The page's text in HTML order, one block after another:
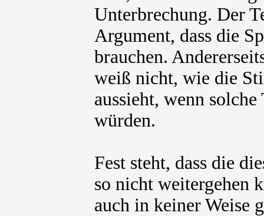
Unterbrechung. Der
Argument, dass die
brauchen.
weiß nicht, wie die
aussieht, wenn
würden.
Fest steht, dass die
so nicht weitergehen
auch in keiner Weise